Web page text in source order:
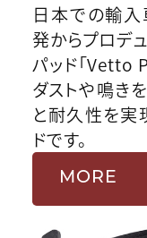
日本での輸
発からプロデ
パッド「Vetto
ダストや鳴き
と耐久性を実
ドです。
MORE